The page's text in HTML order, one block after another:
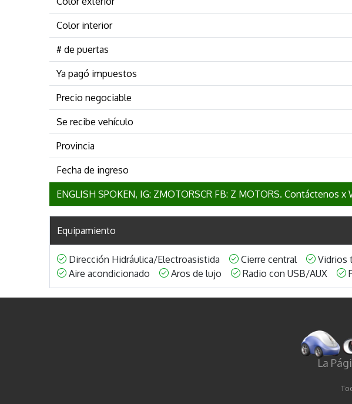
Color interior
# de puertas
Ya pagó impuestos
Precio negociable
Se recibe vehículo
Provincia
Fecha de ingreso
ENGLISH SPOKEN, IG: ZMOTORSCR FB: Z MOTORS. Contáctenos x
Equipamiento
Dirección Hidráulica/Electroasistida Cierre central Vidrios
Aire acondicionado
Aros de lujo Radio con USB/AUX
La